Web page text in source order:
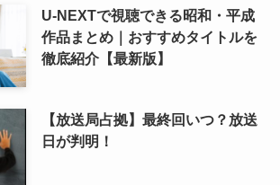
U-NEXTで視聴できる昭和・平成
作品まとめ｜おすすめタイトルを
徹底紹介【最新版】
【放送局占拠】最終回いつ？放送
日が判明！